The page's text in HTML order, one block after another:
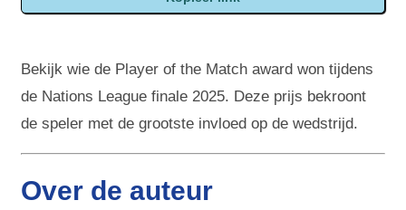
Bekijk wie de Player of the Match award won tijdens
de Nations League finale 2025. Deze prijs bekroont
de speler met de grootste invloed op de wedstrijd.
Over de auteur